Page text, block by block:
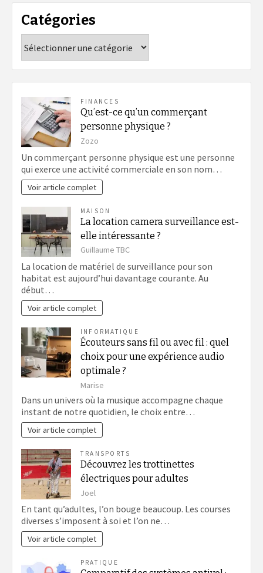
Catégories
FINANCES
Qu’est-ce qu’un commerçant
personne physique ?
Zozo
Un commerçant personne physique est une personne
qui exerce une activité commerciale en son nom…
Voir article complet
MAISON
La location camera surveillance est-
elle intéressante ?
Guillaume TBC
La location de matériel de surveillance pour son
habitat est aujourd’hui davantage courante. Au
début…
Voir article complet
INFORMATIQUE
Écouteurs sans fil ou avec fil : quel
choix pour une expérience audio
optimale ?
Marise
Dans un univers où la musique accompagne chaque
instant de notre quotidien, le choix entre…
Voir article complet
TRANSPORTS
Découvrez les trottinettes
électriques pour adultes
Joel
En tant qu’adultes, l’on bouge beaucoup. Les courses
diverses s’imposent à soi et l’on ne…
Voir article complet
PRATIQUE